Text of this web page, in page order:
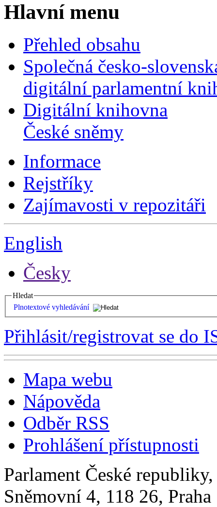
Hlavní menu
Přehled obsahu
Společná česko-
digitální parlamentní
Digitální knihovna
České sněmy
Informace
Rejstříky
Zajímavosti v repozitáři
English
Česky
Hledat
Plnotextové vyhledávání
Přihlásit/registrovat se do
Mapa webu
Nápověda
Odběr RSS
Prohlášení přístupnosti
Parlament České
Sněmovní 4, 118 26,